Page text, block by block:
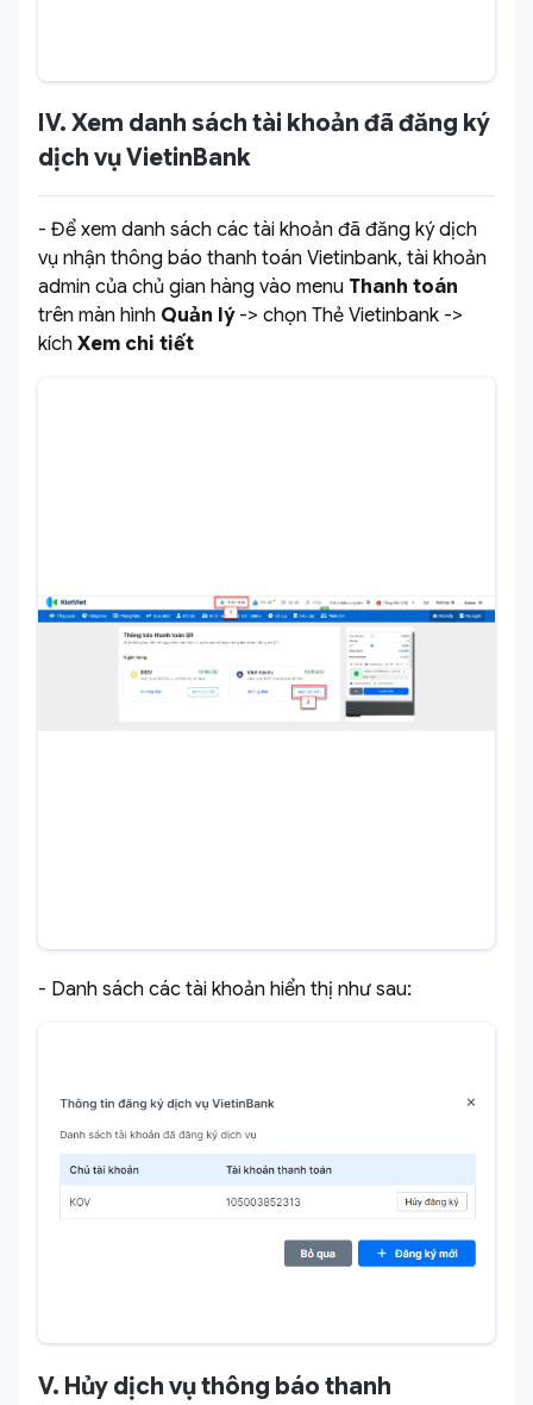
IV. Xem danh sách tài khoản đã đăng ký
dịch vụ VietinBank
- Để xem danh sách các tài khoản đã đăng ký dịch
vụ nhận thông báo thanh toán Vietinbank, tài khoản
admin của chủ gian hàng vào menu Thanh toán
trên màn hình Quản lý-> chọn Thẻ Vietinbank ->
kích Xem chi tiết
- Danh sách các tài khoản hiển thị như sau:
V. Hủy dịch vụ thông báo thanh